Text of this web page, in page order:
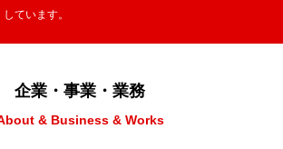
しています。
企業・事業・業務
& Business & Works